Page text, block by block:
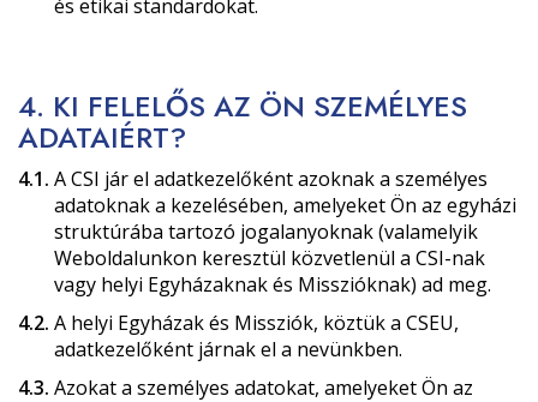
és etikai standardokat.
4. KI FELELŐS AZ ÖN SZEMÉLYES
ADATAIÉRT?
4.1. A CSI jár el adatkezelőként azoknak a személyes
adatoknak a kezelésében, amelyeket Ön az egyházi
struktúrába tartozó jogalanyoknak (valamelyik
Weboldalunkon keresztül közvetlenül a CSI-nak
vagy helyi Egyházaknak és Misszióknak) ad meg.
4.2. A helyi Egyházak és Missziók, köztük a CSEU,
adatkezelőként járnak el a nevünkben.
4.3. Azokat a személyes adatokat, amelyeket Ön az